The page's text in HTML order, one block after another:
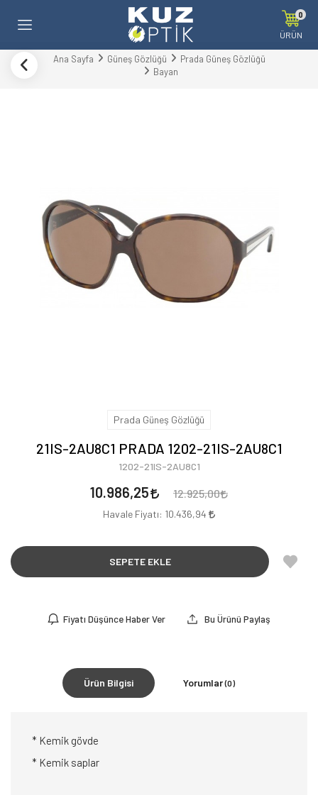
0
ÜRÜN
Ana Sayfa Güneş Gözlüğü
Prada Güneş Gözlüğü
Bayan
Prada Güneş Gözlüğü
21IS-2AU8C1 PRADA 1202-21IS-2AU8C1
1202-21IS-2AU8C1
10.986,25 12.925,00
Havale Fiyatı: 10.436,94
SEPETE EKLE
Fiyatı Düşünce Haber Ver Bu Ürünü Paylaş
Ürün Bilgisi Yorumlar(0)
* Kemik gövde
* Kemik saplar